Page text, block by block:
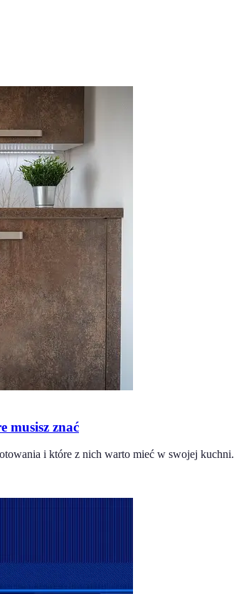
musisz znać
i które z nich warto mieć w swojej kuchni.